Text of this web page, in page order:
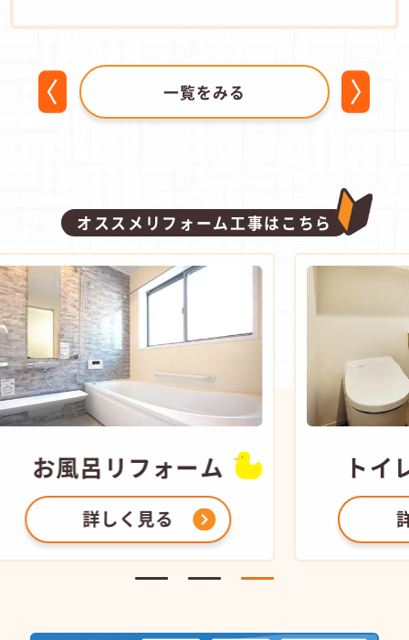
一覧をみる
オススメリフォーム工事はこちら
トイレリフォーム
詳しく見る